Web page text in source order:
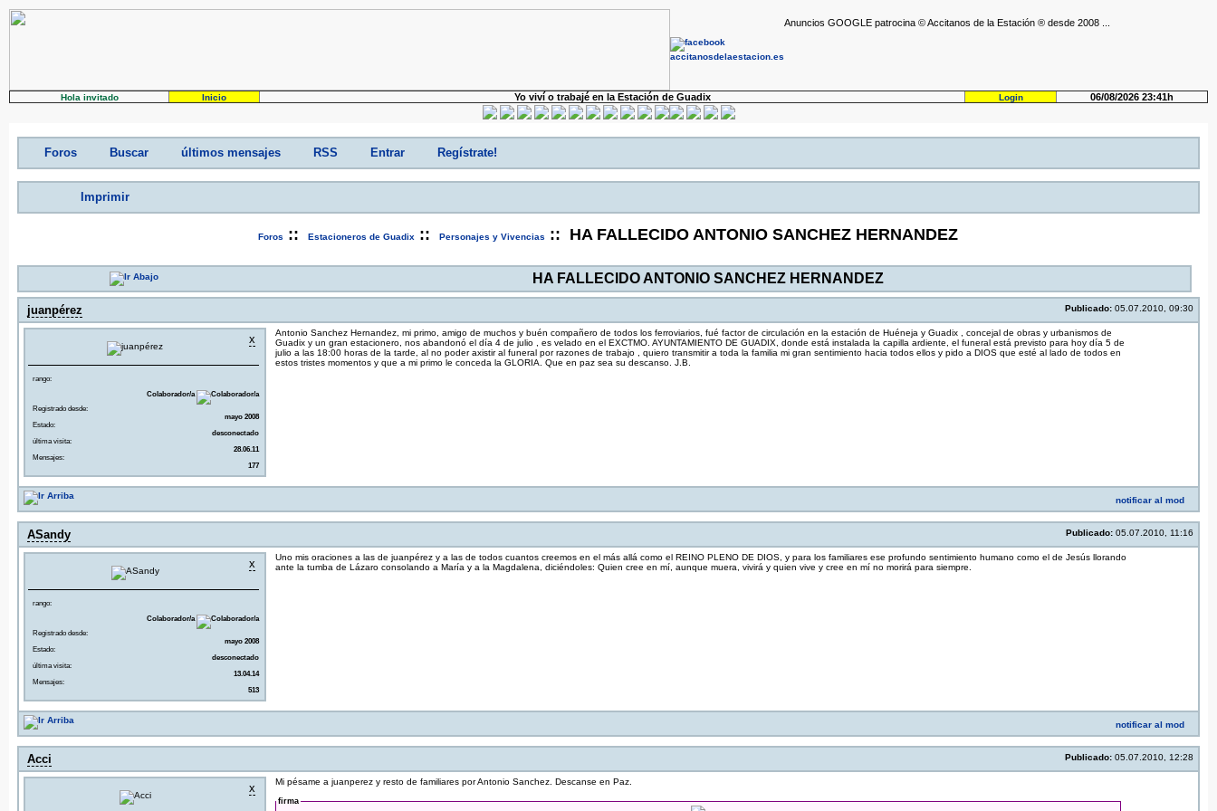
Anuncios GOOGLE patrocina © Accitanos de la Estación ® desde 2008 ...
Hola invitado Inicio Yo viví o trabajé en la Estación de Guadix Login 06/08/2026 23:41h
Foros Buscar últimos mensajes RSS Entrar Regístrate!
Imprimir
Foros ::Estacioneros de Guadix ::Personajes y Vivencias :: HA FALLECIDO ANTONIO SANCHEZ HERNANDEZ
HA FALLECIDO ANTONIO SANCHEZ HERNANDEZ
juanpérez Publicado: 05.07.2010, 09:30
x
rango:
Colaborador/a
Registrado desde:
mayo 2008
Estado:
desconectado
última visita:
28.06.11
Mensajes:
177
Antonio Sanchez Hernandez, mi primo, amigo de muchos y buén compañero de todos los ferroviarios, fué factor de circulación en la estación de Huéneja y Guadix , concejal de obras y urbanismos de
Guadix y un gran estacionero, nos abandonó el día 4 de julio , es velado en el EXCTMO. AYUNTAMIENTO DE GUADIX, donde está instalada la capilla ardiente, el funeral está previsto para hoy día 5 de
julio a las 18:00 horas de la tarde, al no poder axistir al funeral por razones de trabajo , quiero transmitir a toda la familia mi gran sentimiento hacia todos ellos y pido a DIOS que esté al lado de todos en
estos tristes momentos y que a mi primo le conceda la GLORIA. Que en paz sea su descanso. J.B.
notificar al mod
ASandy Publicado: 05.07.2010, 11:16
x
rango:
Colaborador/a
Registrado desde:
mayo 2008
Estado:
desconectado
última visita:
13.04.14
Mensajes:
513
Uno mis oraciones a las de juanpérez y a las de todos cuantos creemos en el más allá como el REINO PLENO DE DIOS, y para los familiares ese profundo sentimiento humano como el de Jesús llorando
ante la tumba de Lázaro consolando a María y a la Magdalena, diciéndoles: Quien cree en mí, aunque muera, vivirá y quien vive y cree en mí no morirá para siempre.
notificar al mod
Acci Publicado: 05.07.2010, 12:28
x Mi pésame a juanperez y resto de familiares por Antonio Sanchez. Descanse en Paz.
firma